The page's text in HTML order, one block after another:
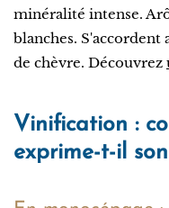
minéralité intense.
blanches. S'accordent
de chèvre. Découvrez
Vinification :
exprime-t-il